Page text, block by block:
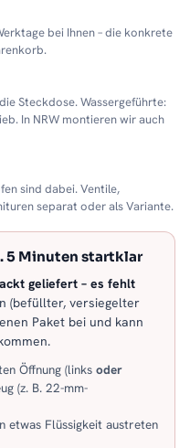
bei Ihnen – die konkrete
Steckdose. Wassergeführte:
In NRW montieren wir auch
sind dabei. Ventile,
separat oder als Variante.
5 Minuten startklar
geliefert – es fehlt
(befüllter, versiegelter
Paket bei und kann
Öffnung (links oder
(z. B. 22-mm-
etwas Flüssigkeit austreten